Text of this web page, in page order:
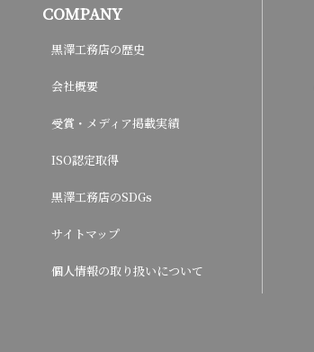
COMPANY
黒澤工務店の歴史
会社概要
受賞・メディア掲載実績
ISO認定取得
黒澤工務店のSDGs
サイトマップ
個人情報の取り扱いについて